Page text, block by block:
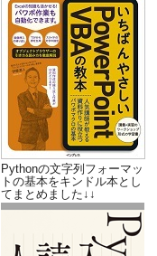
Pythonの文字列フォーマッ
トの基本をキンドル本とし
てまとめました↓↓